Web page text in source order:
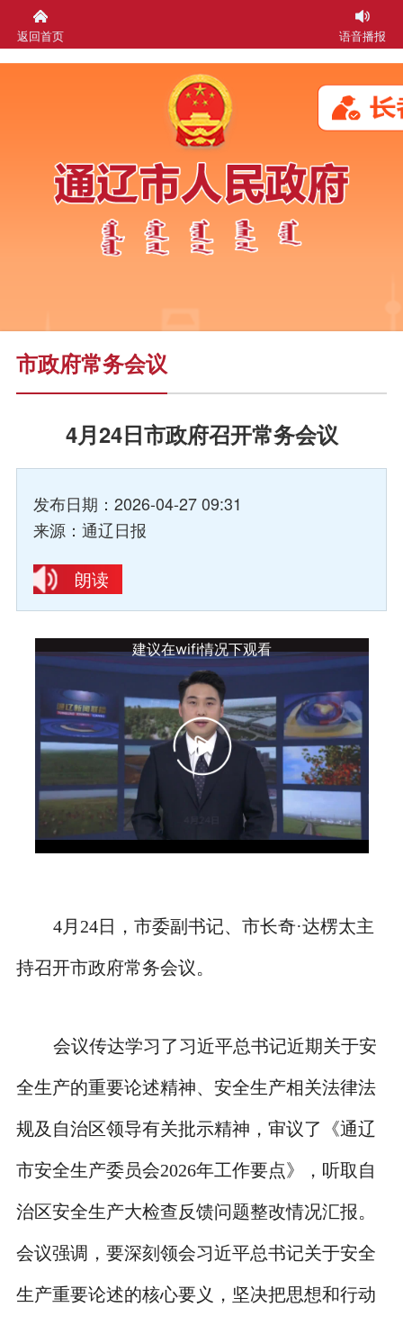
返回首页 语音播报
市政府常务会议
4月24日市政府召开常务会议
发布日期：2026-04-27 09:31
来源：通辽日报
朗读
4月24日，市委副书记、市长奇·达楞太主
持召开市政府常务会议。
会议传达学习了习近平总书记近期关于安
全生产的重要论述精神、安全生产相关法律法
规及自治区领导有关批示精神，审议了《通辽
市安全生产委员会2026年工作要点》，听取自
治区安全生产大检查反馈问题整改情况汇报。
会议强调，要深刻领会习近平总书记关于安全
生产重要论述的核心要义，坚决把思想和行动